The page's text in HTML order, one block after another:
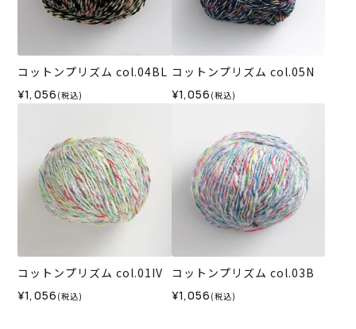
コットンプリズム col.04BL
¥1,056 (税込)
コットンプリズム col.05N
¥1,056 (税込)
コットンプリズム col.01IV
¥1,056 (税込)
コットンプリズム col.03B
¥1,056 (税込)